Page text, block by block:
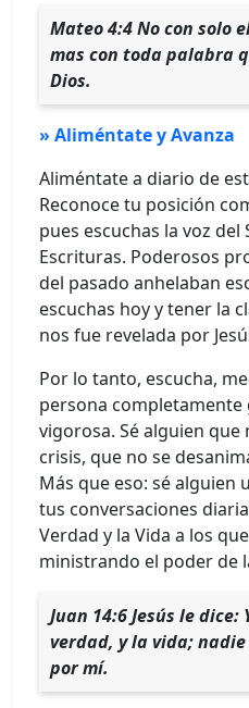
Mateo 4:4 No con solo
mas con toda palabra
Dios.
» Aliméntate y Avanza
Aliméntate a diario de
Reconoce tu posición
pues escuchas la voz del
Escrituras. Poderosos
del pasado anhelaban
escuchas hoy y tener la
nos fue revelada por
Por lo tanto, escucha,
persona completamente
vigorosa. Sé alguien que
crisis, que no se
Más que eso: sé alguien
tus conversaciones
Verdad y la Vida a los
ministrando el poder de
Juan 14:6 Jesús le dice:
verdad, y la vida;
por mí.